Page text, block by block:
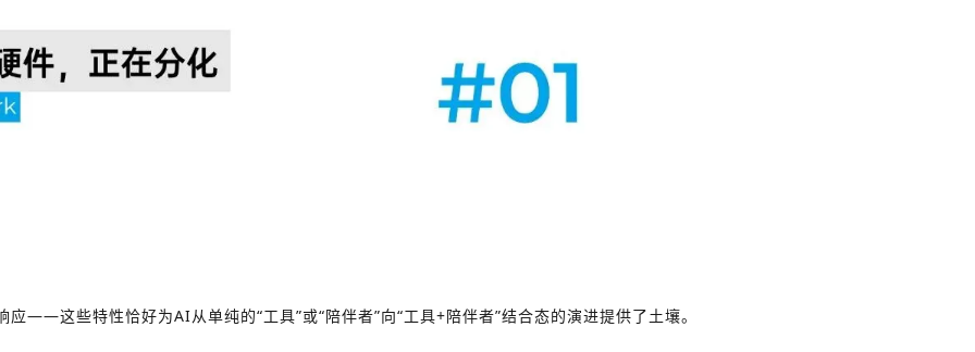
——这些特性恰好为AI从单纯的“工具”或“陪伴者”向“工具+陪伴者”结合态的演进提供了土壤。